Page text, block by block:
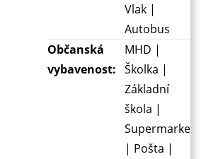
Vlak |
Autobus
Občanská
vybavenost:
MHD |
Školka |
Základní
škola |
Supermarket
| Pošta |